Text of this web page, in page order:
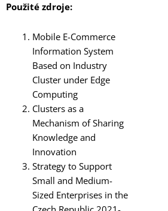
Použité zdroje:
Mobile E-Commerce
Information System
Based on Industry
Cluster under Edge
Computing
Clusters as a
Mechanism of Sharing
Knowledge and
Innovation
Strategy to Support
Small and Medium-
Sized Enterprises in the